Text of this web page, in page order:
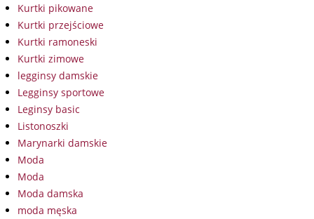
Kurtki pikowane
Kurtki przejściowe
Kurtki ramoneski
Kurtki zimowe
legginsy damskie
Legginsy sportowe
Leginsy basic
Listonoszki
Marynarki damskie
Moda
Moda
Moda damska
moda męska